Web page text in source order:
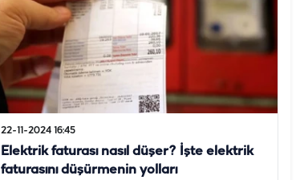
22-11-2024 16:45
Elektrik faturası nasıl düşer? İşte elektrik
faturasını düşürmenin yolları